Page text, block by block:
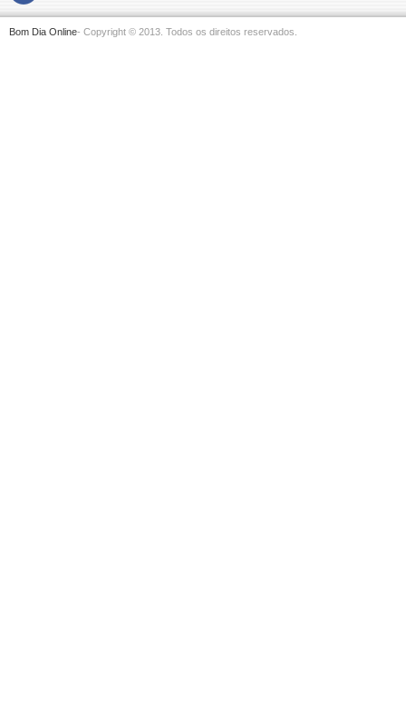
Bom Dia Online- Copyright © 2013. Todos os direitos reservados.